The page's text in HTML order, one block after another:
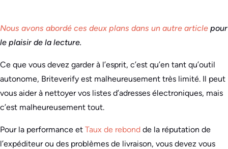
Nous avons abordé ces deux plans dans un autre article pour
le plaisir de la lecture.
Ce que vous devez garder à l’esprit, c’est qu’en tant qu’outil
autonome, Briteverify est malheureusement très limité. Il peut
vous aider à nettoyer vos listes d’adresses électroniques, mais
c’est malheureusement tout.
Pour la performance et Taux de rebond de la réputation de
l’expéditeur ou des problèmes de livraison, vous devez vous